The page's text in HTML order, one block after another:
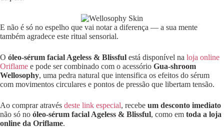
E não é só no espelho que vai notar a diferença — a sua mente
também agradece este ritual sensorial.
O óleo-sérum facial Ageless & Blissful está disponível na loja online
Oriflame e pode ser combinado com o acessório Gua-shroom
Wellosophy, uma pedra natural que intensifica os efeitos do sérum
com movimentos circulares e pontos de pressão que libertam tensão.
Ao comprar através deste link especial, recebe um desconto imediato
não só no óleo-sérum facial Ageless & Blissful, como em toda a loja
online da Oriflame.